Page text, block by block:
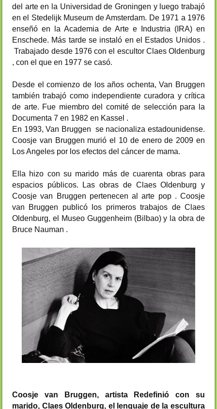
del arte en la Universidad de Groningen y luego trabajó
en el Stedelijk Museum de Amsterdam. De 1971 a 1976
enseñó en la Academia de Arte e Industria (IRA) en
Enschede. Más tarde se instaló en el Estados Unidos .
Trabajado desde 1976 con el escultor Claes Oldenburg
, con el que en 1977 se casó.
Desde el comienzo de los años ochenta, Van Bruggen
también trabajó como independiente curadora y crítica
de arte. Fue miembro del comité de selección para la
Documenta 7 en 1982 en Kassel .
En 1993, Van Bruggen se nacionaliza estadounidense.
Coosje van Bruggen murió el 10 de enero de 2009 en
Los Angeles por los efectos del cáncer de mama.
Ella hizo con su marido más de cuarenta obras para
espacios públicos. Las obras de Claes Oldenburg y
Coosje van Bruggen pertenecen al arte pop . Coosje
van Bruggen publicó los primeros trabajos de Claes
Oldenburg, el Museo Guggenheim (Bilbao) y la obra de
Bruce Nauman .
Coosje van Bruggen, artista Redefinió con su
marido, Claes Oldenburg, el lenguaje de la escultura